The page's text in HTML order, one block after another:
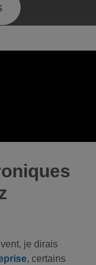
je dirais
, certains